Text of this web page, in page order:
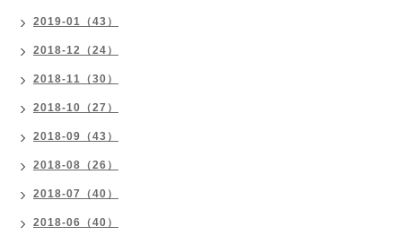
2019-01（43）
2018-12（24）
2018-11（30）
2018-10（27）
2018-09（43）
2018-08（26）
2018-07（40）
2018-06（40）